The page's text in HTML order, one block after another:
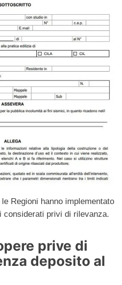
Regioni hanno implementato
considerati privi di rilevanza.
prive di
deposito al